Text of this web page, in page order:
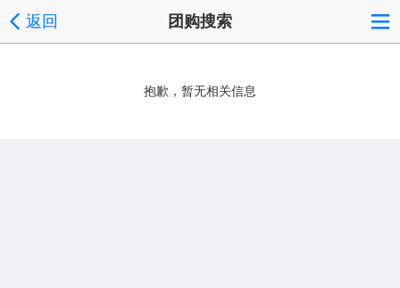
返回 团购搜索
抱歉，暂无相关信息